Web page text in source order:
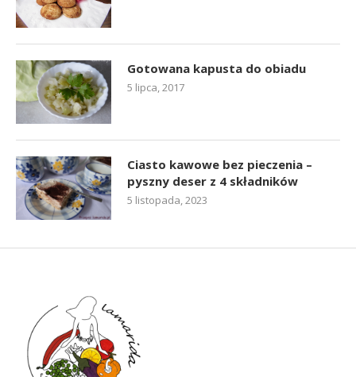
Gotowana kapusta do obiadu
5 lipca, 2017
Ciasto kawowe bez pieczenia –
pyszny deser z 4 składników
5 listopada, 2023